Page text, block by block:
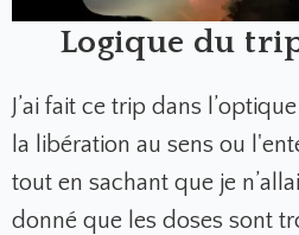
Logique du
J’ai fait ce trip dans
la libération au sens ou
tout en sachant que je
donné que les doses sont